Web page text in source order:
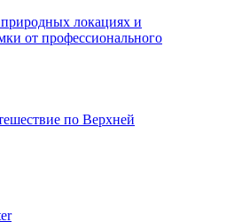
локациях и
от профессионального